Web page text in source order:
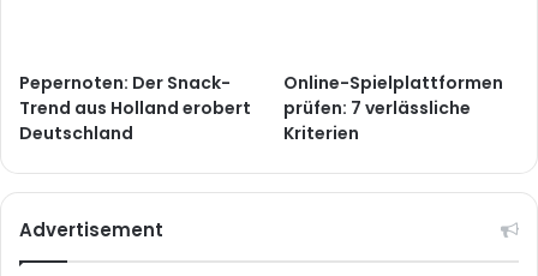
Pepernoten: Der Snack-
Trend aus Holland erobert
Deutschland
Online-Spielplattformen
prüfen: 7 verlässliche
Kriterien
Advertisement